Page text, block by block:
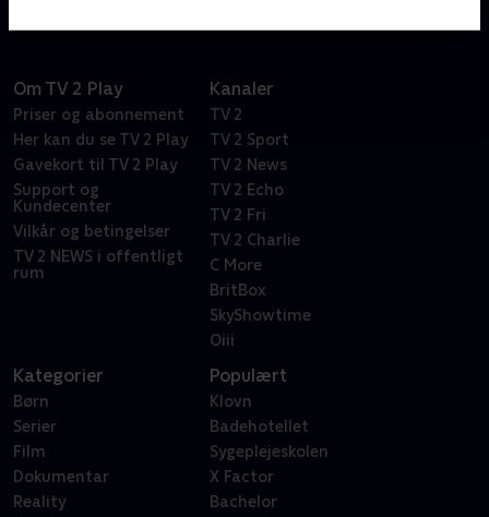
Om TV 2 Play
Priser og abonnement
Her kan du se TV 2 Play
Gavekort til TV 2 Play
Support og
Kundecenter
Vilkår og betingelser
TV 2 NEWS i offentligt
rum
Kanaler
TV 2
TV 2 Sport
TV 2 News
TV 2 Echo
TV 2 Fri
TV 2 Charlie
C More
BritBox
SkyShowtime
Oiii
Kategorier
Børn
Serier
Film
Dokumentar
Reality
Populært
Klovn
Badehotellet
Sygeplejeskolen
X Factor
Bachelor